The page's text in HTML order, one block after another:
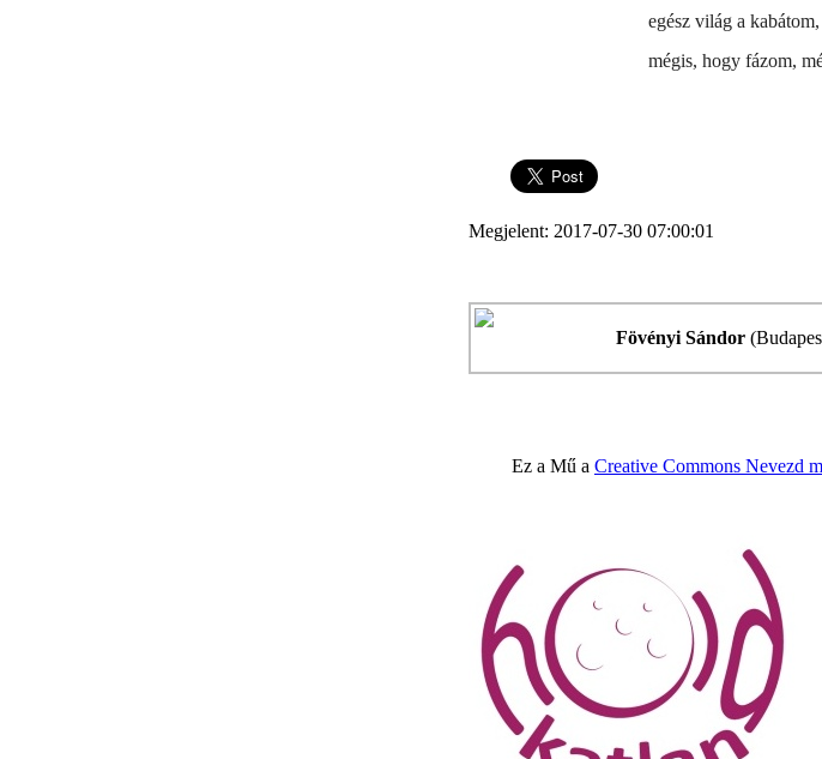
egész világ a kabátom,
mégis, hogy fázom,
Megjelent: 2017-07-30 07:00:01
Fövényi Sándor
Ez a Mű a Creative Commons Nevezd